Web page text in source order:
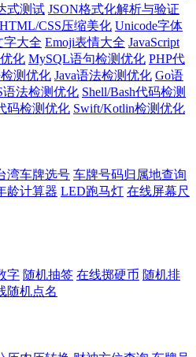
式测试 JSON格式化解析与验证
CSS压缩美化 Unicode字体
字大全 Emoji表情大全 JavaScript
化 MySQL语句检测优化 PHP代
测优化 Java语法检测优化 Go语
语法检测优化 Shell/Bash代码检测
码检测优化 Swift/Kotlin检测优化
湾车牌选号 车牌号码归属地查询
龄计算器 LED跑马灯 在线屏幕尺
字 随机抽签 在线掷硬币 随机排
随机点名